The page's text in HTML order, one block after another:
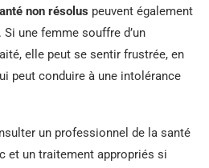
non résolus peuvent également
une femme souffre d’un
elle peut se sentir frustrée, en
peut conduire à une intolérance
un professionnel de la santé
et un traitement appropriés si